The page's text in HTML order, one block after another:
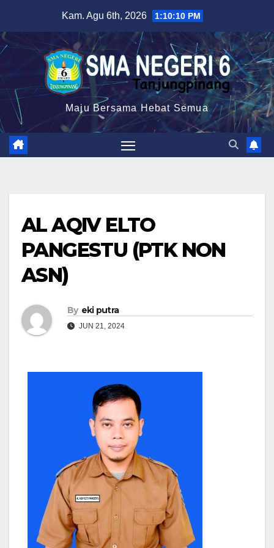
content
Kam. Agu 6th, 2026 1:10:11 PM
Maju Bersama Hebat Semua
AL AQIV ELTO
PANGESTU (PTK NON
ASN)
By eki putra
JUN 21, 2024